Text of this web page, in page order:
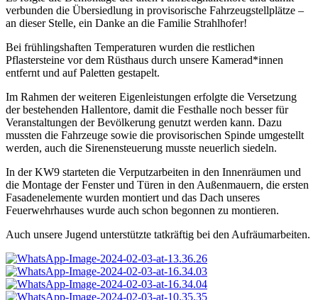
verbunden die Übersiedlung in provisorische Fahrzeugstellplätze –
an dieser Stelle, ein Danke an die Familie Strahlhofer!
Bei frühlingshaften Temperaturen wurden die restlichen
Pflastersteine vor dem Rüsthaus durch unsere Kamerad*innen
entfernt und auf Paletten gestapelt.
Im Rahmen der weiteren Eigenleistungen erfolgte die Versetzung
der bestehenden Hallentore, damit die Festhalle noch besser für
Veranstaltungen der Bevölkerung genutzt werden kann. Dazu
mussten die Fahrzeuge sowie die provisorischen Spinde umgestellt
werden, auch die Sirenensteuerung musste neuerlich siedeln.
In der KW9 starteten die Verputzarbeiten in den Innenräumen und
die Montage der Fenster und Türen in den Außenmauern, die ersten
Fasadenelemente wurden montiert und das Dach unseres
Feuerwehrhauses wurde auch schon begonnen zu montieren.
Auch unsere Jugend unterstützte tatkräftig bei den Aufräumarbeiten.